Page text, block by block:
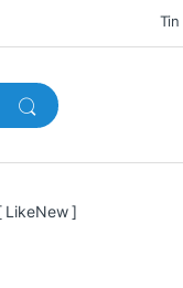
Tin
LikeNew ]